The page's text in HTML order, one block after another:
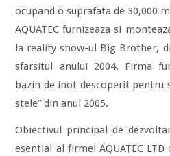
ocupand o suprafata de 30,000
AQUATEC furnizeaza si
la reality show-ul Big Brother,
sfarsitul anului 2004. Firma
bazin de inot descoperit pentru
stele” din anul 2005.
Obiectivul principal de
esential al firmei AQUATEC